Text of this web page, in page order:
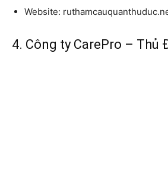
Website:
4. Công ty CarePro – Thủ